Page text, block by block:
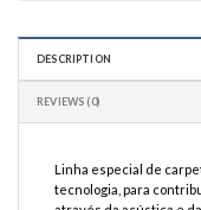
DESCRIPTION
REVIEWS (0)
Linha especial de
tecnologia, para